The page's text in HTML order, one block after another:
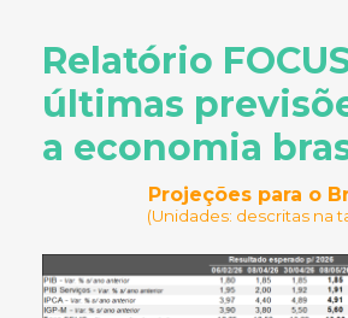
Relatório
últimas
a economia
Projeções para o
(Unidades: descritas na